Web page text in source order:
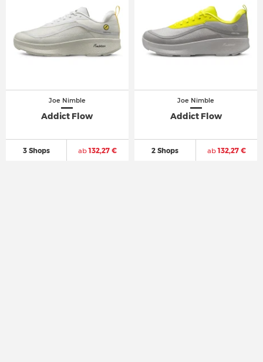
Joe Nimble
Addict Flow
3 Shops ab132,27 €
Joe Nimble
Addict Flow
2 Shops ab132,27 €